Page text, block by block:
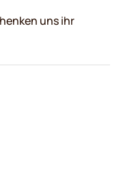
uns ihr